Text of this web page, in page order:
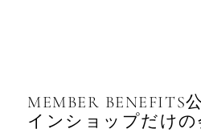
MEMBER BENEFITS
インショップだけの